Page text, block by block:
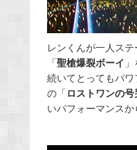
レンくんが一人ス
「聖槍爆裂ボーイ
続いてとってもパ
の「 ロストワンの号
いパフォーマンスか